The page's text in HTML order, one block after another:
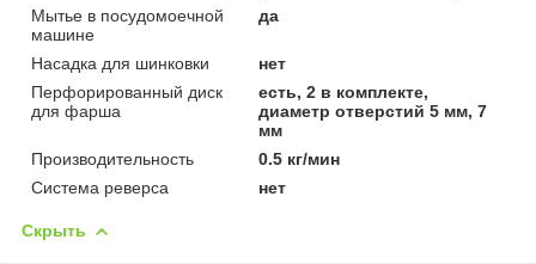
Мытье в посудомоечной
машине
да
Насадка для шинковки
нет
Перфорированный диск
для фарша
есть, 2 в комплекте,
диаметр отверстий 5 мм, 7
мм
Производительность
0.5 кг/мин
Система реверса
нет
Скрыть